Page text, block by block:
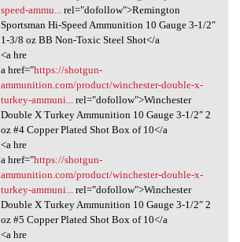
speed-ammu...rel="dofollow">Remington
Sportsman Hi-Speed Ammunition 10 Gauge 3-1/2″
1-3/8 oz BB Non-Toxic Steel Shot</a
<a hre
a href="https://shotgun-
ammunition.com/product/winchester-double-x-
turkey-ammuni...rel="dofollow">Winchester
Double X Turkey Ammunition 10 Gauge 3-1/2″ 2
oz #4 Copper Plated Shot Box of 10</a
<a hre
a href="https://shotgun-
ammunition.com/product/winchester-double-x-
turkey-ammuni...rel="dofollow">Winchester
Double X Turkey Ammunition 10 Gauge 3-1/2″ 2
oz #5 Copper Plated Shot Box of 10</a
<a hre